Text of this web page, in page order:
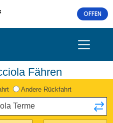
OFFEN
Fähren
Andere Rückfahrt